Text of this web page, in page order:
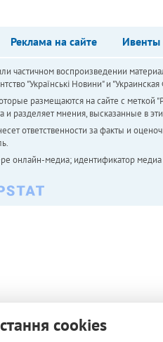
Реклама на сайте Ивенты
частичном воспроизведении
"Українськi Новини" и
размещаются на сайте с меткой
и разделяет мнения, высказанные в
ответственности за факты и
онлайн-медиа; идентификатор
cookies